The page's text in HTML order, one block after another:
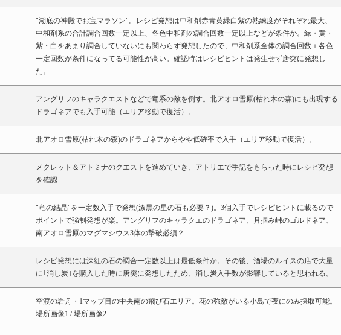
"湖底の神殿でお宝マラソン"。レシピ発想は中和剤赤青黄緑白紫の熟練度がそれぞれ最大、
中和剤系の合計調合回数一定以上、各色中和剤の調合回数一定以上などが条件か。緑・黄・
紫・白をあまり調合していないにも関わらず発想したので、中和剤系全体の調合回数＋各色
一定回数が条件になってる可能性が高い。確認時はレシピヒントは発生せず唐突に発想し
た。
アングリフのキャラクエストなどで竜系の敵を倒す。北アオロ雪原(枯れ木の森)にも出現する
ドラゴネアでも入手可能（エリア移動で復活）。
北アオロ雪原(枯れ木の森)のドラゴネアからやや低確率で入手（エリア移動で復活）。
メクレット＆アトミナのクエストを進めていき、アトリエで手記をもらった時にレシピ発想
を確認
"竜の結晶"を一定数入手で発想(漆黒の星の石も必要？)。3個入手でレシピヒントに載るので
ポイントで強制発想が楽。アングリフのキャラクエのドラゴネア、月掴み峠のゴルドネア、
南アオロ雪原のマグマシウス3体の撃破必須？
レシピ発想には深紅の石の調合一定数以上は最低条件か。その後、酒場のルイスの店で大量
に｢消し炭｣を購入した時に唐突に発想したため、消し炭入手数が影響していると思われる。
空渡の岩舟・1マップ目の中央南の飛び石エリア。花の強敵がいる小島で夜にのみ採取可能。
場所画像1 /場所画像2